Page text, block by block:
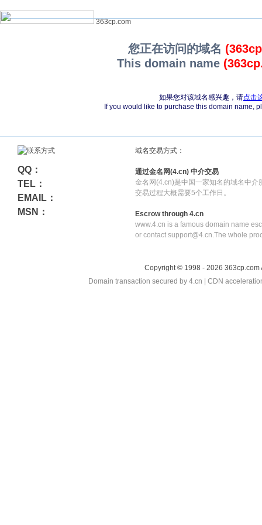
363cp.com
您正在访问的域名
This domain name
如果您对该域名感兴趣，请点击
If you would like to purchase this domain name,
QQ：
TEL：
EMAIL：
MSN：
域名交易方式：
通过金名网(4.cn) 中介交易
金名网(4.cn)是中国一家知名的域名中介
交易过程大概需要5个工作日。
Escrow through 4.cn
www.4.cn is a famous domain name
or contact support@4.cn.The whole
Copyright © 1998 - 2026 363cp.com
Domain transaction secured by 4.cn | CDN